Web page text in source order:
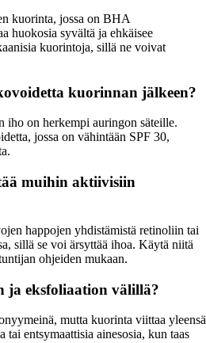
kuorinta, jossa on BHA
huokosia syvältä ja ehkäisee
kuorintoja, sillä ne voivat
kuorinnan jälkeen?
on herkempi auringon säteille.
jossa on vähintään SPF 30,
muihin aktiivisiin
happojen yhdistämistä retinoliin tai
sillä se voi ärsyttää ihoa. Käytä niitä
ohjeiden mukaan.
ja eksfoliaation välillä?
mutta kuorinta viittaa yleensä
entsymaattisia ainesosia, kun taas